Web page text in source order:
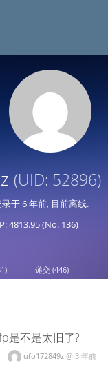
(UID: 52896)
录于6 年前, 目前离线.
4813.95 (No. 136)
递交 (446)
是不是太旧了?
ufo172849z @ 3 年前